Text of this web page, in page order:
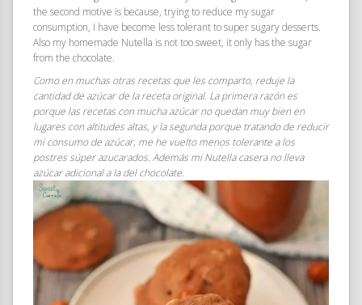
the second motive is because, trying to reduce my sugar
consumption, I have become less tolerant to super sugary desserts.
Also my homemade Nutella is not too sweet, it only has the sugar
from the chocolate.
Como en muchas otras recetas que les comparto, reduje la
cantidad de azúcar de la receta original. La primera razón es
porque las recetas con mucha azúcar no quedan muy bien en
lugares con altitudes altas, y la segunda porque tratando de reducir
mi consumo de azúcar, me he vuelto menos tolerante a los
postres súper azucarados. Además mi Nutella casera no lleva
azúcar adicional a la del chocolate.